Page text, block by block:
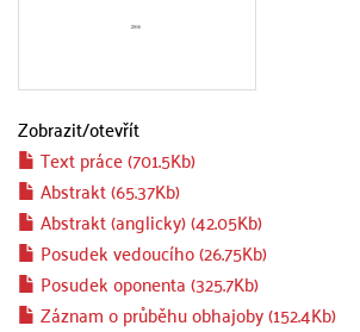
Zobrazit/otevřít
Text práce (701.5Kb)
Abstrakt (65.37Kb)
Abstrakt (anglicky) (42.05Kb)
Posudek vedoucího (26.75Kb)
Posudek oponenta (325.7Kb)
Záznam o průběhu obhajoby (152.4Kb)